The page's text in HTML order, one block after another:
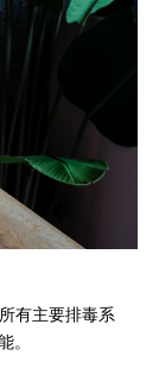
有主要排毒系
。